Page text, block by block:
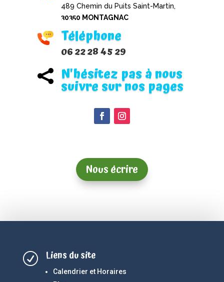
489 Chemin du Puits Saint-Martin,
30350 MONTAGNAC
Téléphone
06 22 28 45 29
 N'hésitez pas à nous
suivre sur nos pages
Nous écrire
R Liens du site
Calendrier et Horaires